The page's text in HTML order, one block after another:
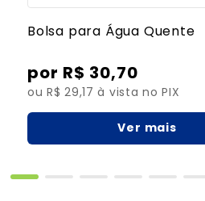
Bolsa para Água Quente
R$ 30,70
ou R$ 29,17 à vista no PIX
Ver mais